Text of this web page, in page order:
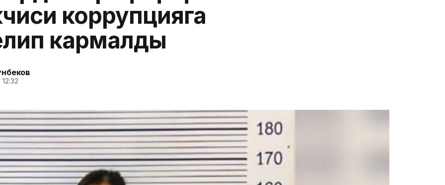
коррупцияга
кармалды